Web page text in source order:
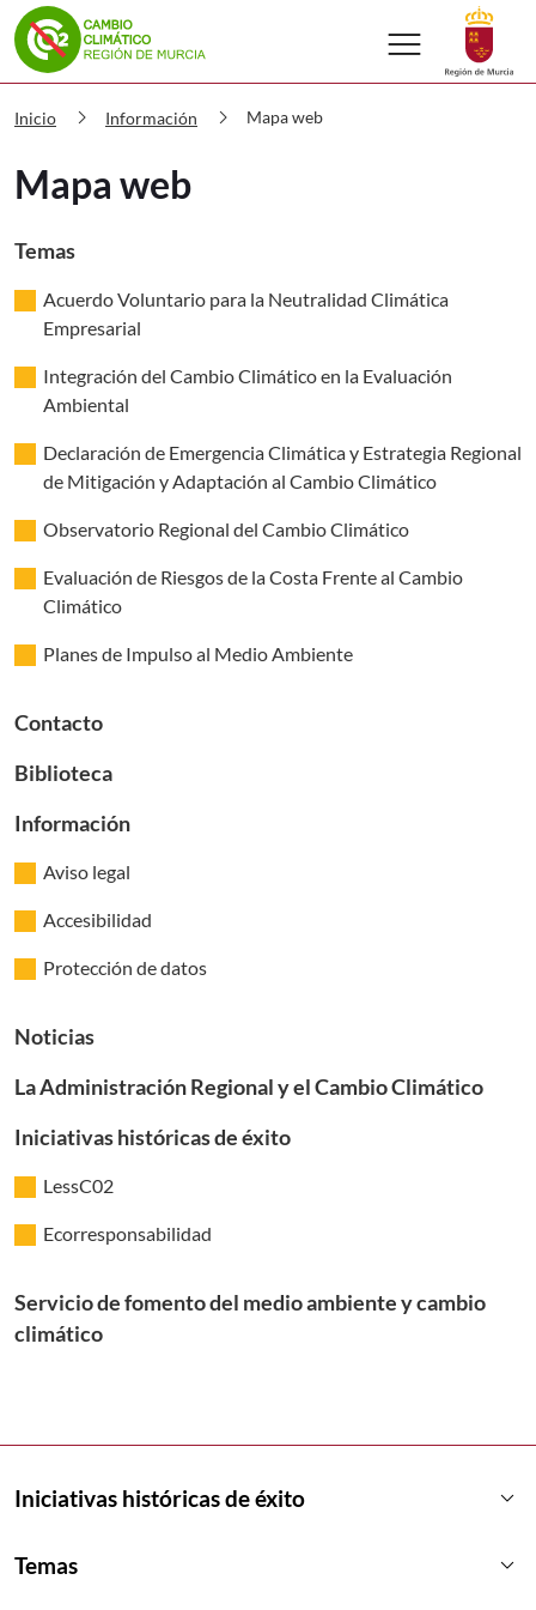
Cambio climático Mapa web
Volver a
Ir a
menu
Inicio chevron_right Información chevron_right Mapa web
Mapa web
Temas
Acuerdo Voluntario para la Neutralidad Climática
Empresarial
Integración del Cambio Climático en la Evaluación
Ambiental
Declaración de Emergencia Climática y Estrategia Regional
de Mitigación y Adaptación al Cambio Climático
Observatorio Regional del Cambio Climático
Evaluación de Riesgos de la Costa Frente al Cambio
Climático
Planes de Impulso al Medio Ambiente
Contacto
Biblioteca
Información
Aviso legal
Accesibilidad
Protección de datos
Noticias
La Administración Regional y el Cambio Climático
Iniciativas históricas de éxito
LessC02
Ecorresponsabilidad
Servicio de fomento del medio ambiente y cambio
climático
Iniciativas históricas de éxito keyboard_arrow_down
Temas keyboard_arrow_down